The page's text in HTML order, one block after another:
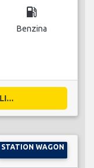
local_gas_station
Benzina
STATION WAGON